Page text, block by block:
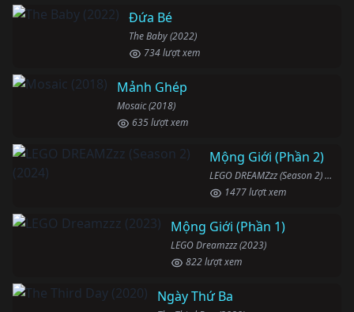
Đứa Bé
The Baby (2022)
734 lượt xem
Mảnh Ghép
Mosaic (2018)
635 lượt xem
Mộng Giới (Phần 2)
LEGO DREAMZzz (Season 2) (2024)
1477 lượt xem
Mộng Giới (Phần 1)
LEGO Dreamzzz (2023)
822 lượt xem
Ngày Thứ Ba